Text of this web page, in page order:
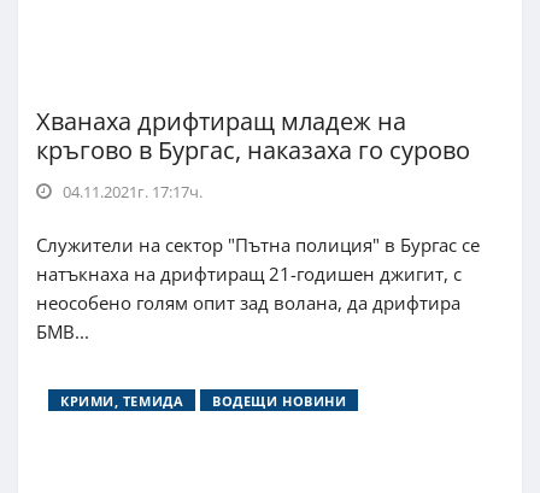
Хванаха дрифтиращ младеж на
кръгово в Бургас, наказаха го сурово
04.11.2021г. 17:17ч.
Служители на сектор "Пътна полиция" в Бургас се
натъкнаха на дрифтиращ 21-годишен джигит, с
неособено голям опит зад волана, да дрифтира
БМВ...
КРИМИ, ТЕМИДА ВОДЕЩИ НОВИНИ